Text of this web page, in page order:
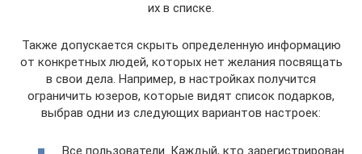
их в списке.
Также допускается скрыть определенную информацию
от конкретных людей, которых нет желания посвящать
в свои дела. Например, в настройках получится
ограничить юзеров, которые видят список подарков,
выбрав одни из следующих вариантов настроек:
Все пользователи. Каждый, кто зарегистрирован